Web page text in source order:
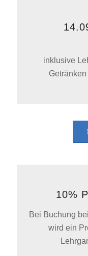
inklusive
10%
Bei Buchung
wird ein